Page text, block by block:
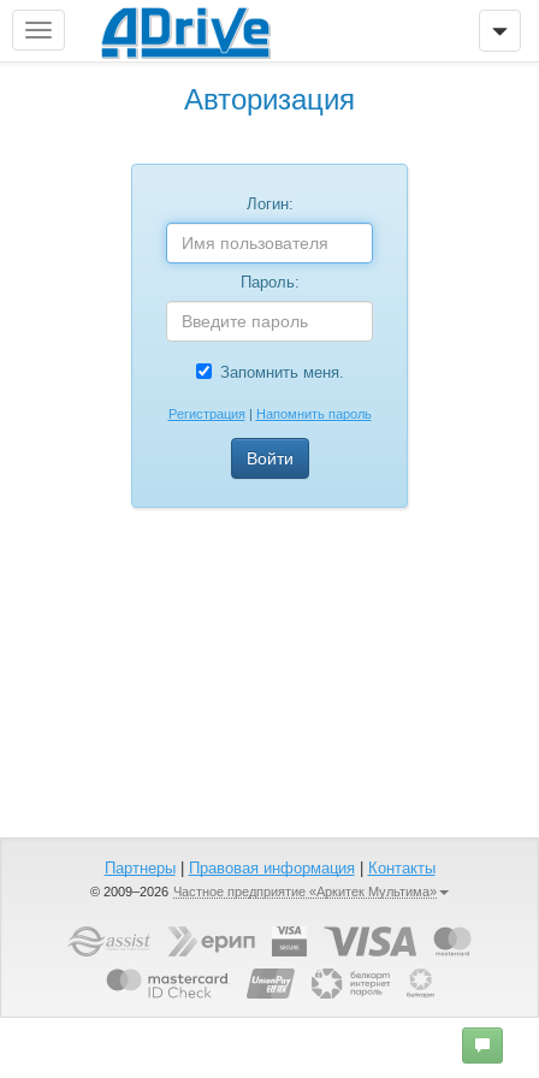
Авторизация
Логин:
Пароль:
Запомнить меня.
Регистрация| Напомнить пароль
Партнеры| Правовая информация| Контакты
© 2009–2026 Частное предприятие «Аркитек Мультима»